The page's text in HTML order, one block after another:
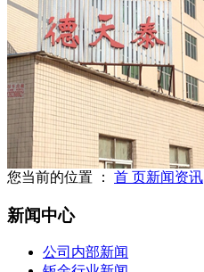
您当前的位置 ： 首 页新闻资讯
新闻中心
公司内部新闻